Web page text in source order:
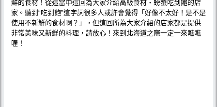
鮮的食材！從這當中這回為大家介紹高級食材‧螃蟹吃到飽的店
家。聽到“吃到飽”這字詞很多人或許會覺得「好像不太好！是不是
使用不新鮮的食材啊？」，但這回所為大家介紹的店家都是提供
非常美味又新鮮的料理，請放心！來到北海道之際一定一來瞧瞧
喔！